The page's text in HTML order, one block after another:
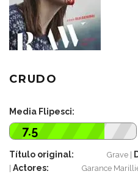
CRUDO
Media Flipesci:
7.5
Título original: Grave
Actores:
Garance